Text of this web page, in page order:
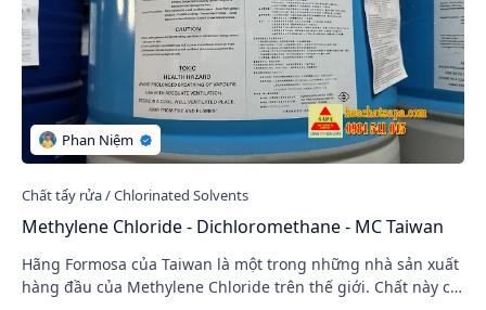
Methylene Chloride - Dichloromethane - MC Taiwan
Hãng Formosa của Taiwan là một trong những nhà sản xuất
hàng đầu của Methylene Chloride trên thế giới. Chất này có